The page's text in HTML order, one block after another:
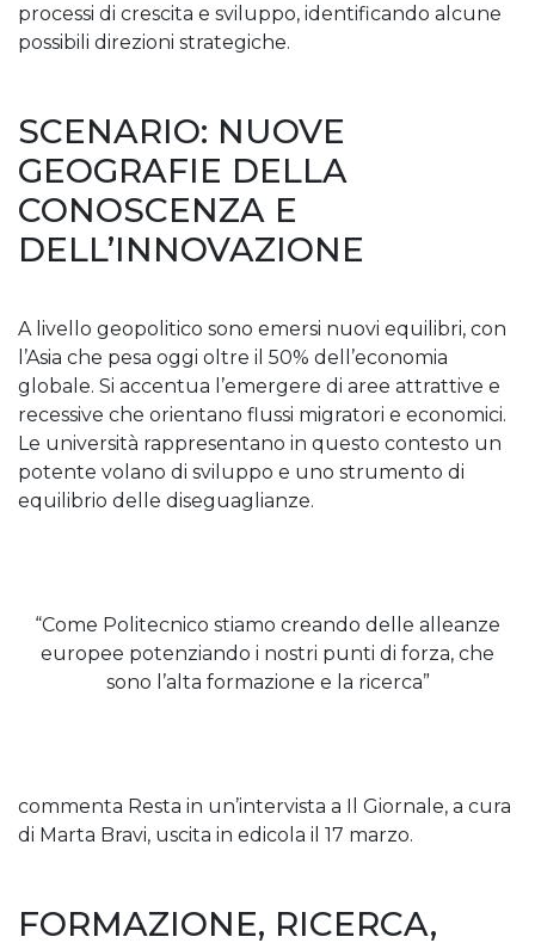
processi di crescita e sviluppo, identificando alcune
possibili direzioni strategiche.
SCENARIO: NUOVE
GEOGRAFIE DELLA
CONOSCENZA E
DELL’INNOVAZIONE
A livello geopolitico sono emersi nuovi equilibri, con
l’Asia che pesa oggi oltre il 50% dell’economia
globale. Si accentua l’emergere di aree attrattive e
recessive che orientano flussi migratori e economici.
Le università rappresentano in questo contesto un
potente volano di sviluppo e uno strumento di
equilibrio delle diseguaglianze.
“Come Politecnico stiamo creando delle alleanze
europee potenziando i nostri punti di forza, che
sono l’alta formazione e la ricerca”
commenta Resta in un’intervista a Il Giornale, a cura
di Marta Bravi, uscita in edicola il 17 marzo.
FORMAZIONE, RICERCA,